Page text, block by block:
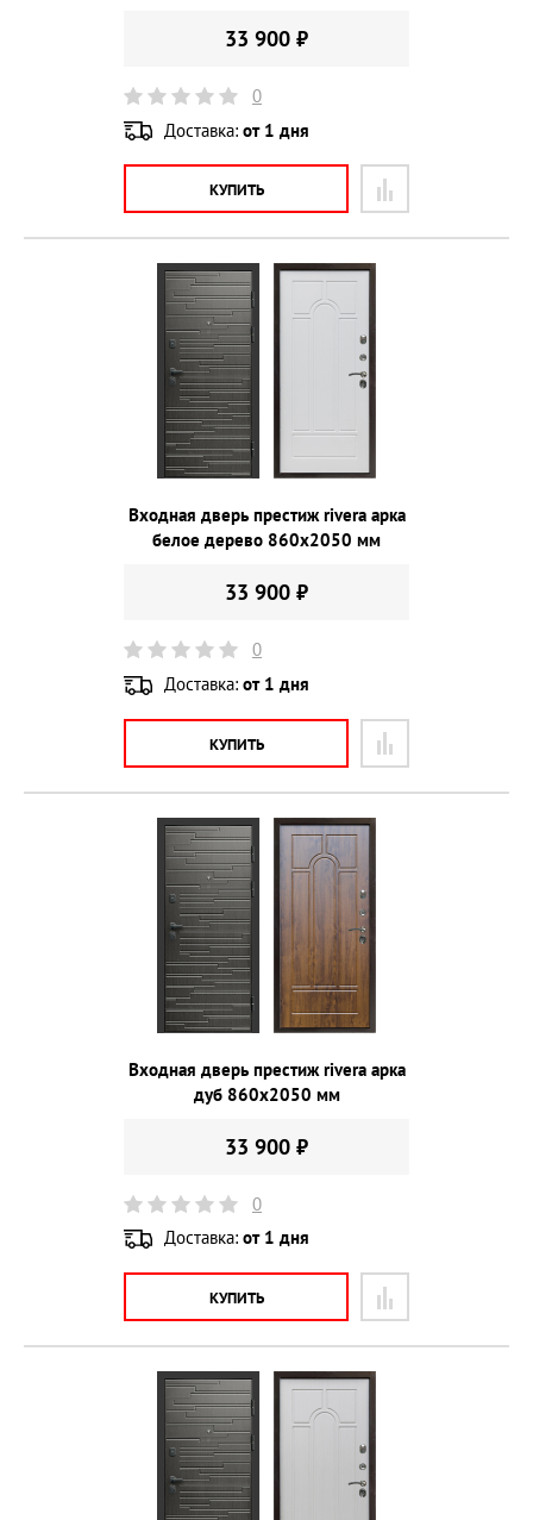
33 900 ₽
0
Доставка: от 1 дня
КУПИТЬ
Входная дверь престиж rivera арка
белое дерево 860х2050 мм
33 900 ₽
0
Доставка: от 1 дня
КУПИТЬ
Входная дверь престиж rivera арка
дуб 860х2050 мм
33 900 ₽
0
Доставка: от 1 дня
КУПИТЬ